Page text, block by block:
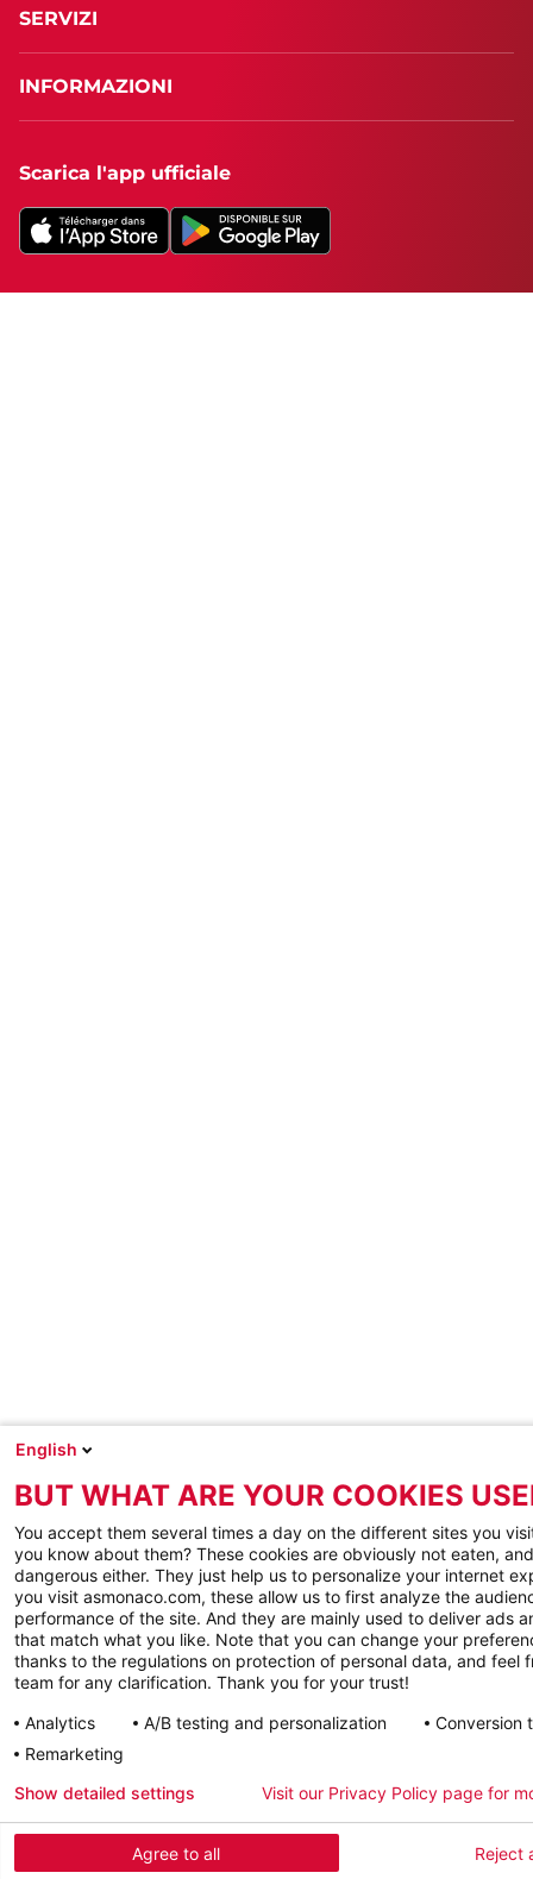
SERVIZI
INFORMAZIONI
Scarica l'app ufficiale
English
BUT WHAT ARE YOUR COOKIES
You accept them several times a day on the different sites you
you know about them? These cookies are obviously not eaten,
dangerous either. They just help us to personalize your internet
you visit asmonaco.com, these allow us to first analyze the
performance of the site. And they are mainly used to deliver ads
that match what you like. Note that you can change your
thanks to the regulations on protection of personal data, and feel
team for any clarification. Thank you for your trust!
Analytics
A/B testing and personalization
Conversion
Remarketing
Agree to all Reject
Show detailed settings Visit our Privacy Policy page for